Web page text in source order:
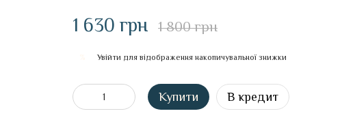
1 630 грн 1 800 грн
Увійти для відображення накопичувальної знижки
Купити В кредит